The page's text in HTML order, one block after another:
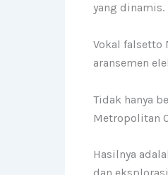
yang
Vokal falsetto
aransemen
Tidak hanya
Metropolitan
Hasilnya